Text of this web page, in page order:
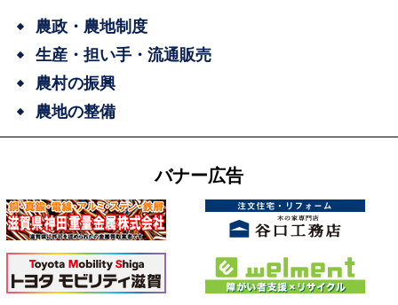
農政・農地制度
生産・担い手・流通販売
農村の振興
農地の整備
バナー広告